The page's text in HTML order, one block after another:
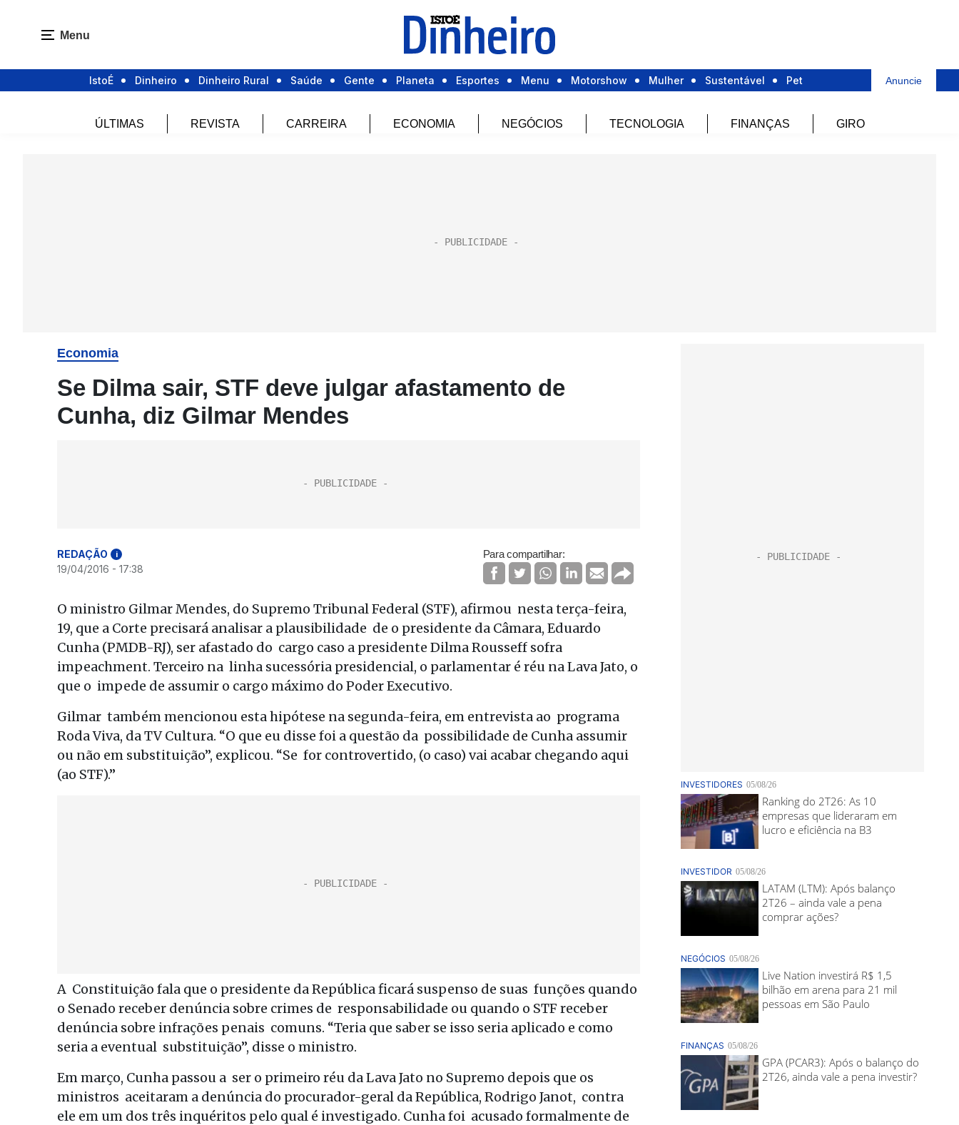
Menu
IstoÉ Dinheiro Dinheiro Rural Saúde Gente Planeta Esportes Menu Motorshow Mulher Sustentável Pet Anuncie
ÚLTIMAS REVISTA CARREIRA ECONOMIA NEGÓCIOS TECNOLOGIA FINANÇAS GIRO
Economia
Se Dilma sair, STF deve julgar afastamento de
Cunha, diz Gilmar Mendes
REDAÇÃO i
19/04/2016 - 17:38
Para compartilhar:
O ministro Gilmar Mendes, do Supremo Tribunal Federal (STF), afirmou nesta terça-feira,
19, que a Corte precisará analisar a plausibilidade de o presidente da Câmara, Eduardo
Cunha (PMDB-RJ), ser afastado do cargo caso a presidente Dilma Rousseff sofra
impeachment. Terceiro na linha sucessória presidencial, o parlamentar é réu na Lava Jato, o
que o impede de assumir o cargo máximo do Poder Executivo.
Gilmar também mencionou esta hipótese na segunda-feira, em entrevista ao programa
Roda Viva, da TV Cultura. “O que eu disse foi a questão da possibilidade de Cunha assumir
ou não em substituição”, explicou. “Se for controvertido, (o caso) vai acabar chegando aqui
(ao STF).”
A Constituição fala que o presidente da República ficará suspenso de suas funções quando
o Senado receber denúncia sobre crimes de responsabilidade ou quando o STF receber
denúncia sobre infrações penais comuns. “Teria que saber se isso seria aplicado e como
seria a eventual substituição”, disse o ministro.
Em março, Cunha passou a ser o primeiro réu da Lava Jato no Supremo depois que os
ministros aceitaram a denúncia do procurador-geral da República, Rodrigo Janot, contra
ele em um dos três inquéritos pelo qual é investigado. Cunha foi acusado formalmente de